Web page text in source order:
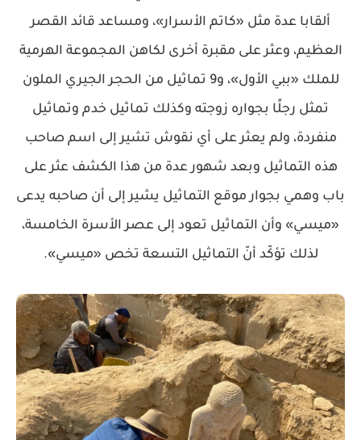
ألقابا عدة مثل «كاتم الأسرار»، ومساعد قائد القصر
العظيم، وعثر على مقبرة أخرى لكاهن المجموعة الهرمية
للملك «ببي الأول»، و9 تماثيل من الحجر الجيري الملون
تمثل رجلًا بجواره زوجته وكذلك تماثيل خدم وتماثيل
منفردة، ولم يعثر على أي نقوش تشير إلى اسم صاحب
هذه التماثيل وبعد شهور عدة من هذا الكشف عثر على
باب وهمي بجوار موقع التماثيل يشير إلى أن صاحبه يدعى
«ميسي» وأن التماثيل تعود إلى عصر الأسرة الخامسة،
لذلك تؤكّد أنّ التماثيل التسعة تخص «ميسي».